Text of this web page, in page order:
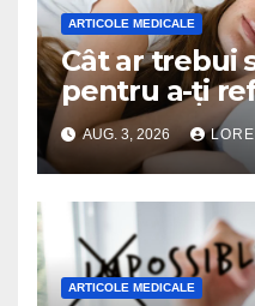
ARTICOLE MEDICALE
Cât ar trebui
pentru a-ți
organismul?
explică
somnului de
AUG. 3, 2026
ARTICOLE MEDICALE